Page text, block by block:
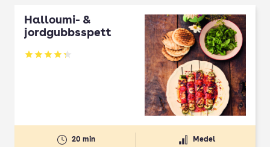
Halloumi- &
jordgubbsspett
Betyg: 4.3 av 5
20 min Medel